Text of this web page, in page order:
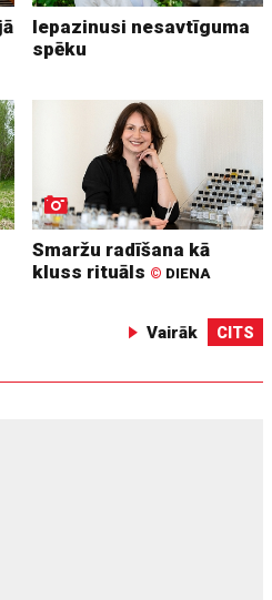
Iepazinusi nesavtīguma
spēku
Smaržu radīšana kā
kluss rituāls © DIENA
Vairāk CITS